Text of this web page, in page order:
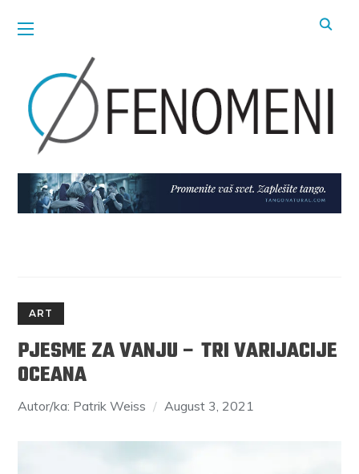
ART
PJESME ZA VANJU – TRI VARIJACIJE
OCEANA
Autor/ka: Patrik Weiss August 3, 2021